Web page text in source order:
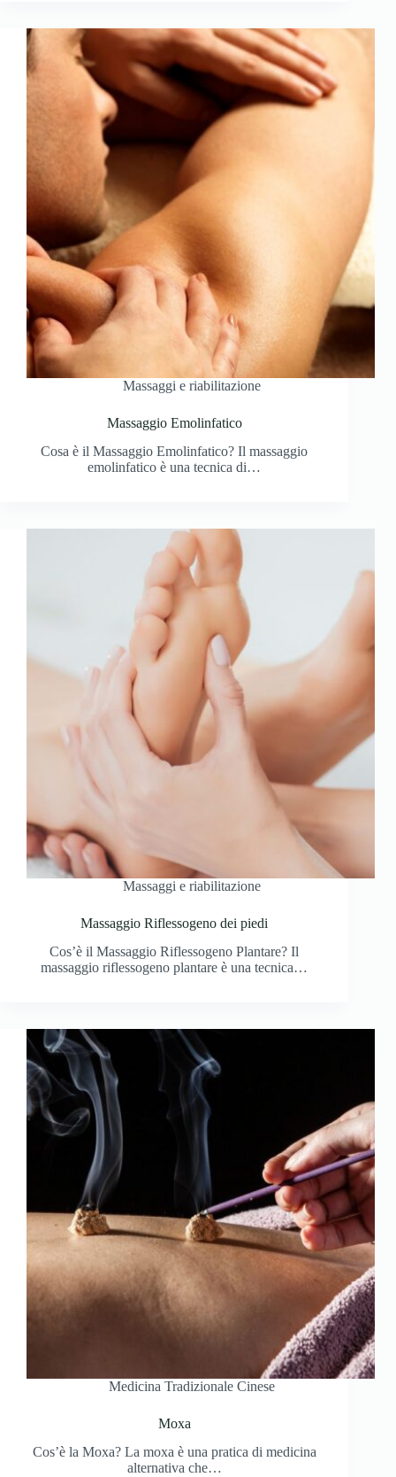
Massaggi e riabilitazione
Massaggio Emolinfatico
Cosa è il Massaggio Emolinfatico? Il massaggio
emolinfatico è una tecnica di…
Massaggi e riabilitazione
Massaggio Riflessogeno dei piedi
Cos’è il Massaggio Riflessogeno Plantare? Il
massaggio riflessogeno plantare è una tecnica…
Medicina Tradizionale Cinese
Moxa
Cos’è la Moxa? La moxa è una pratica di medicina
alternativa che…